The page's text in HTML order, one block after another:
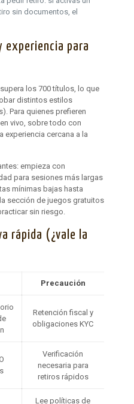
sin documentos, el
experiencia para
los 700 títulos, lo que
distintos estilos
Para quienes prefieren
vivo, sobre todo con
experiencia cercana a la
empieza con
para sesiones más largas
mínimas bajas hasta
sección de juegos gratuitos
sin riesgo.
rápida (¿vale la
Precaución
Retención fiscal y
obligaciones KYC
Verificación
necesaria para
retiros rápidos
Lee políticas de